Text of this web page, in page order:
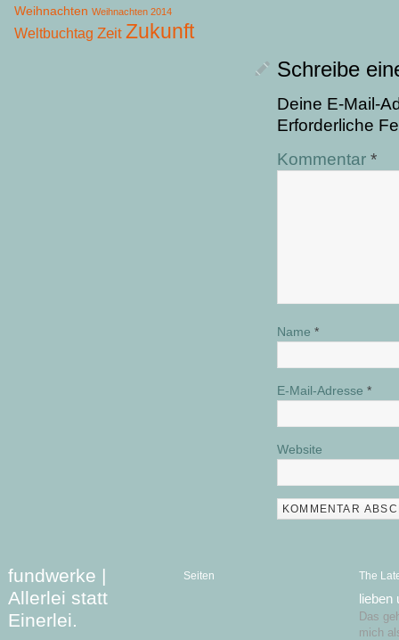
Schreibe
Deine E-Mail-
Erforderliche
Kommentar *
Name *
E-Mail-Adresse *
Website
Weihnachten Weihnachten 2014
Weltbuchtag Zeit Zukunft
fundwerke |
Allerlei statt
Einerlei.
Seiten The
lieben
Das
mich